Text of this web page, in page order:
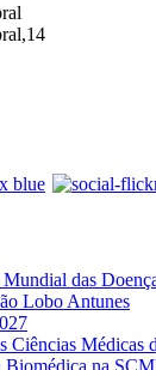
das
Lobo Antunes
Ciências Médicas
Biomédica na